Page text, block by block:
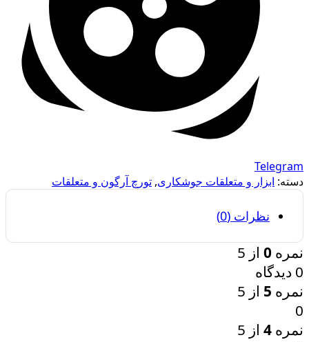
Telegram
دسته: ابزار و متعلقات جوشکاری, تورچ آرگون و متعلقات
نظرات (0)
نمره 0 از 5
0 دیدگاه
نمره 5 از 5
0
نمره 4 از 5